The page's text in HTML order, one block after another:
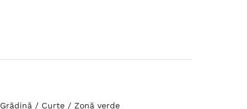
Grădină / Curte / Zonă verde